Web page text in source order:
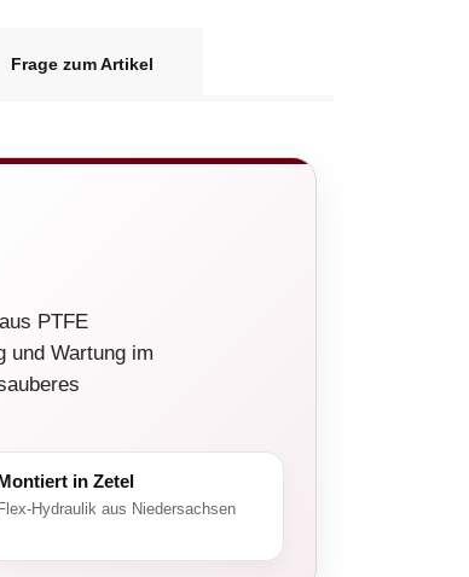
Frage zum Artikel
PTFE
und Wartung im
Montiert in Zetel
Flex-Hydraulik aus Niedersachsen